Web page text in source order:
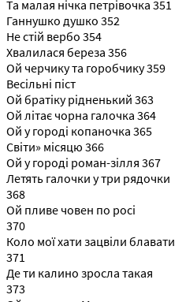
Та малая нічка петрівочка 351
Ганнушко душко 352
Не стій вербо 354
Хвалилася береза 356
Ой черчику та горобчику 359
Весільні піст
Ой братіку рідненький 363
Ой літає чорна галочка 364
Ой у городі копаночка 365
Світи» місяцю 366
Ой у городі роман-зілля 367
Летять галочки у три рядочки
368
Ой пливе човен по росі
370
Коло мої хати зацвіли блавати
371
Де ти калино зросла такая
373